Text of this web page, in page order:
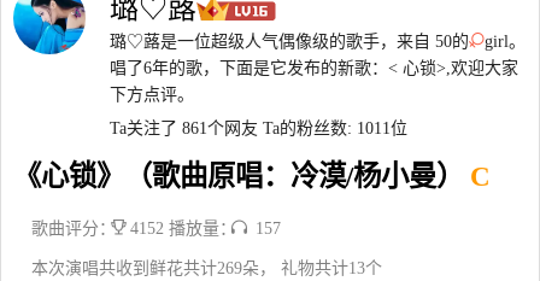
璐♡蕗
璐♡蕗是一位超级人气偶像级的歌手，来自 50的
girl。
唱了6年的歌，下面是它发布的新歌：< 心锁>,欢迎大家
下方点评。
Ta关注了 861个网友 Ta的粉丝数: 1011位
《心锁》（歌曲原唱：冷漠/杨小曼） C
歌曲评分： 4152 播放量： 157
本次演唱共收到鲜花共计269朵， 礼物共计13个